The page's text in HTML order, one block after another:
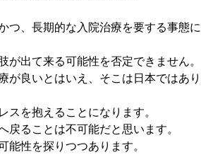
つ、長期的な入院治療を要する事態に
が出て来る可能性を否定できません。
が良いとはいえ、そこは日本ではあり
スを抱えることになります。
戻ることは不可能だと思います。
能性を探りつつあります。